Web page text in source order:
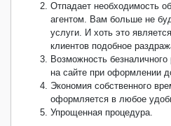
Отпадает необходимость
агентом. Вам больше не
услуги. И хоть это
клиентов подобное
Возможность
на сайте при оформлении
Экономия собственного
оформляется в любое
Упрощенная процедура.